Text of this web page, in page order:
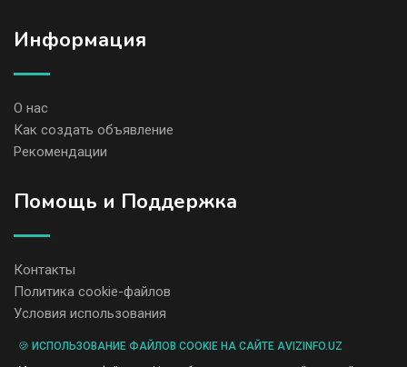
Информация
О нас
Как создать объявление
Рекомендации
Помощь и Поддержка
Контакты
Политика cookie-файлов
Условия использования
🍪 ИСПОЛЬЗОВАНИЕ ФАЙЛОВ COOKIE НА САЙТЕ AVIZINFO.UZ